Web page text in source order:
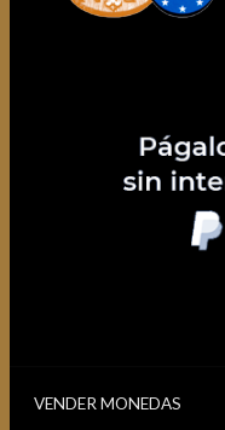
VENDER MONEDAS